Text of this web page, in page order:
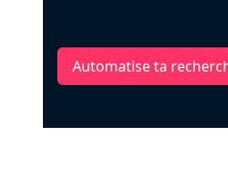
Automatise ta